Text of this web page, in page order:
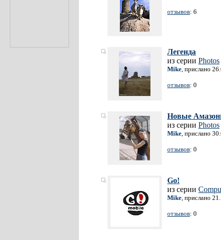
отзывов: 6
Легенда
из серии Photos
Mike, прислано
отзывов: 0
Новые
из серии Photos
Mike, прислано
отзывов: 0
Go!
из серии
Mike, прислано
отзывов: 0